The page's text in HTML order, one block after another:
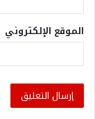
الموقع الإلكتروني